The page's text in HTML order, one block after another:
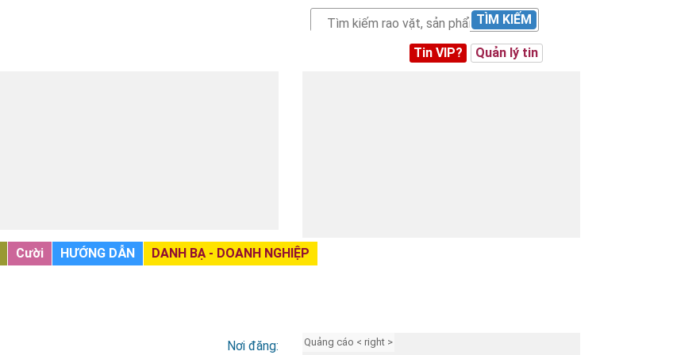
TÌM KIẾM
Tin VIP? Quản lý tin
Cười HƯỚNG DẪN
DANH BẠ - DOANH NGHIỆP
Nơi đăng:
Quảng cáo < right >